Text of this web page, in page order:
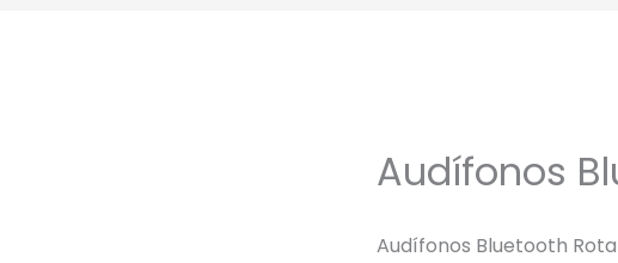
Audífonos
Audífonos Bluetooth